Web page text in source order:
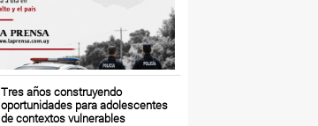
Tres años construyendo
oportunidades para adolescentes
de contextos vulnerables